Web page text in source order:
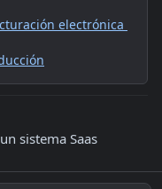
electrónica
sistema Saas